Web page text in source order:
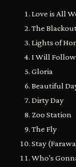
Love is All
The
Lights of
I Will Follow
Gloria
Beautiful
Dirty Day
Zoo Station
The Fly
Stay
Who's